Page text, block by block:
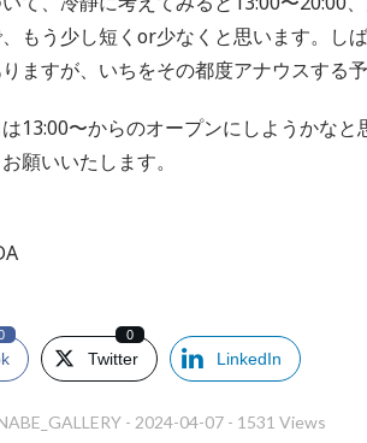
もう少し短くor少なくと思います。し
ますが、いちをその都度アナウスする予
13:00〜からのオープンにしようかなと
願いいたします。
Twitter
0
LinkedIn
- 2024-04-07 - 1531 Views